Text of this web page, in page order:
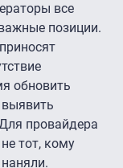
все
позиции.
обновить
выявить
провайдера
тот, кому